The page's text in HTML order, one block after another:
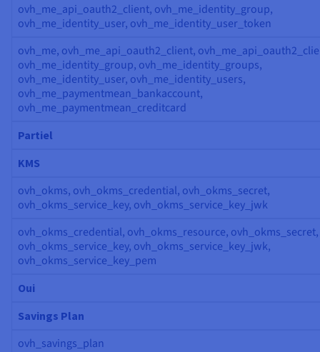
ovh_me_api_oauth2_client, ovh_me_identity_group,
ovh_me_identity_user, ovh_me_identity_user_token
ovh_me, ovh_me_api_oauth2_client,
ovh_me_identity_group, ovh_me_identity_groups,
ovh_me_identity_user, ovh_me_identity_users,
ovh_me_paymentmean_bankaccount,
ovh_me_paymentmean_creditcard
Partiel
KMS
ovh_okms, ovh_okms_credential, ovh_okms_secret,
ovh_okms_service_key, ovh_okms_service_key_jwk
ovh_okms_credential, ovh_okms_resource, ovh_okms_secret,
ovh_okms_service_key, ovh_okms_service_key_jwk,
ovh_okms_service_key_pem
Oui
Savings Plan
ovh_savings_plan